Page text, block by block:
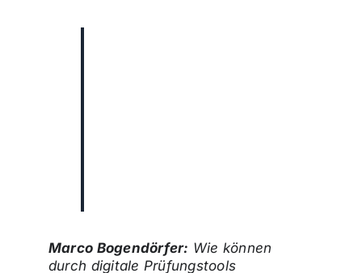
Marco Bogendörfer: Wie können
durch digitale Prüfungstools